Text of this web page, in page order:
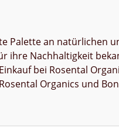
Palette an natürlichen
ihre Nachhaltigkeit
bei Rosental
Organics und